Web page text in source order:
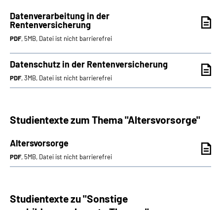
Datenverarbeitung in der
Rentenversicherung
PDF, 5MB, Datei ist nicht barrierefrei
Datenschutz in der Rentenversicherung
PDF, 3MB, Datei ist nicht barrierefrei
Studientexte zum Thema "Altersvorsorge"
Altersvorsorge
PDF, 5MB, Datei ist nicht barrierefrei
Studientexte zu "Sonstige